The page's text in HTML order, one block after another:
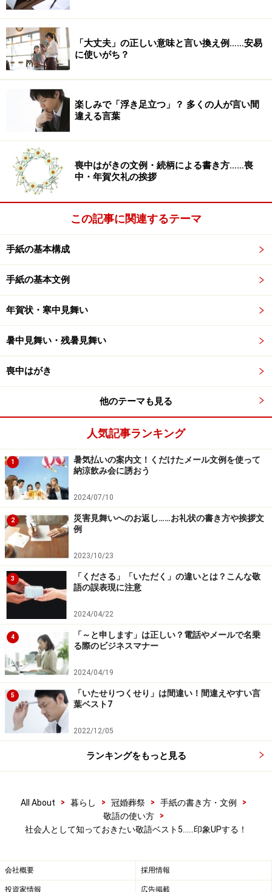
の人が話した内容に対する相づちとしては、好ましくな
い、抵抗感があるといわれるのでしょう。年代や地域、
個人差もあるかもしれませんが、気になるという人も多
い言葉ですから、特に目上の人に対しては言い換えるほ
うが好ましいでしょう。
■ふさわしい言い換え例
「はい」
「おっしゃる通りと存じます」
「はい、わたくしもそのように感じております」など。
2位：「こちらでいいですか」「こちらでど
うですか」
「いいですか」と「よろしいですか」を比べた場合「い
い」よりも「よろしい」のほうが丁寧で改まった感じを
受けますね。「どう」も同じです。「具合どう？」では
普段のままの言葉遣いです。「どう」の部分を改まった
言い回し（改まり語）にして、「（お）具合は、いかが
■ふさわしい言い換え例
「こちらでいかがですか」
3位：「お名前を書いてもらってもいいです
か 」
使う側としては,「いいですか」を用いることにより配慮
の気持ちを表したいのかもしれません。しかし、このよ
うな場面では、名前を書いても書かなくてもいいわけで
はなく、「書いて」と相手に依頼しているわけです。相
手が書く、書かないを選べるわけではないのですから、
ここは許可を得ているような誤解を受ける表現は避け
て、お願い、依頼の気持ちをこめた言葉を用いるほうが
自然でしょう。
■ふさわしい言い換え例
「（お手数お掛けしますが/ご面倒をお掛けいたします
が）こちらにお名前をお書 きいただけますか」
「こちらにご署名願います」など。
※「～してもらってもいいですか？」の詳細については
「大丈夫」の正しい意味と言い換え例……安易
に使いがち？
楽しみで「浮き足立つ」？ 多くの人が言い間
違える言葉
喪中はがきの文例・続柄による書き方……喪
中・年賀欠礼の挨拶
この記事に関連するテーマ
手紙の基本構成
手紙の基本文例
年賀状・寒中見舞い
暑中見舞い・残暑見舞い
喪中はがき
他のテーマも見る
人気記事ランキング
1
暑気払いの案内文！くだけたメール文例を使って
納涼飲み会に誘おう
2024/07/10
2
災害見舞いへのお返し……お礼状の書き方や挨拶文
例
2023/10/23
3
「くださる」「いただく」の違いとは？こんな敬
語の誤表現に注意
2024/04/22
4
「～と申します」は正しい？電話やメールで名乗
る際のビジネスマナー
2024/04/19
5
「いたせりつくせり」は間違い！間違えやすい言
葉ベスト7
2022/12/05
ランキングをもっと見る
All About > 暮らし > 冠婚葬祭 > 手紙の書き方・文例
>
敬語の使い方
>
社会人として知っておきたい敬語ベスト5……印象UPする！
会社概要 採用情報
投資家情報 広告掲載